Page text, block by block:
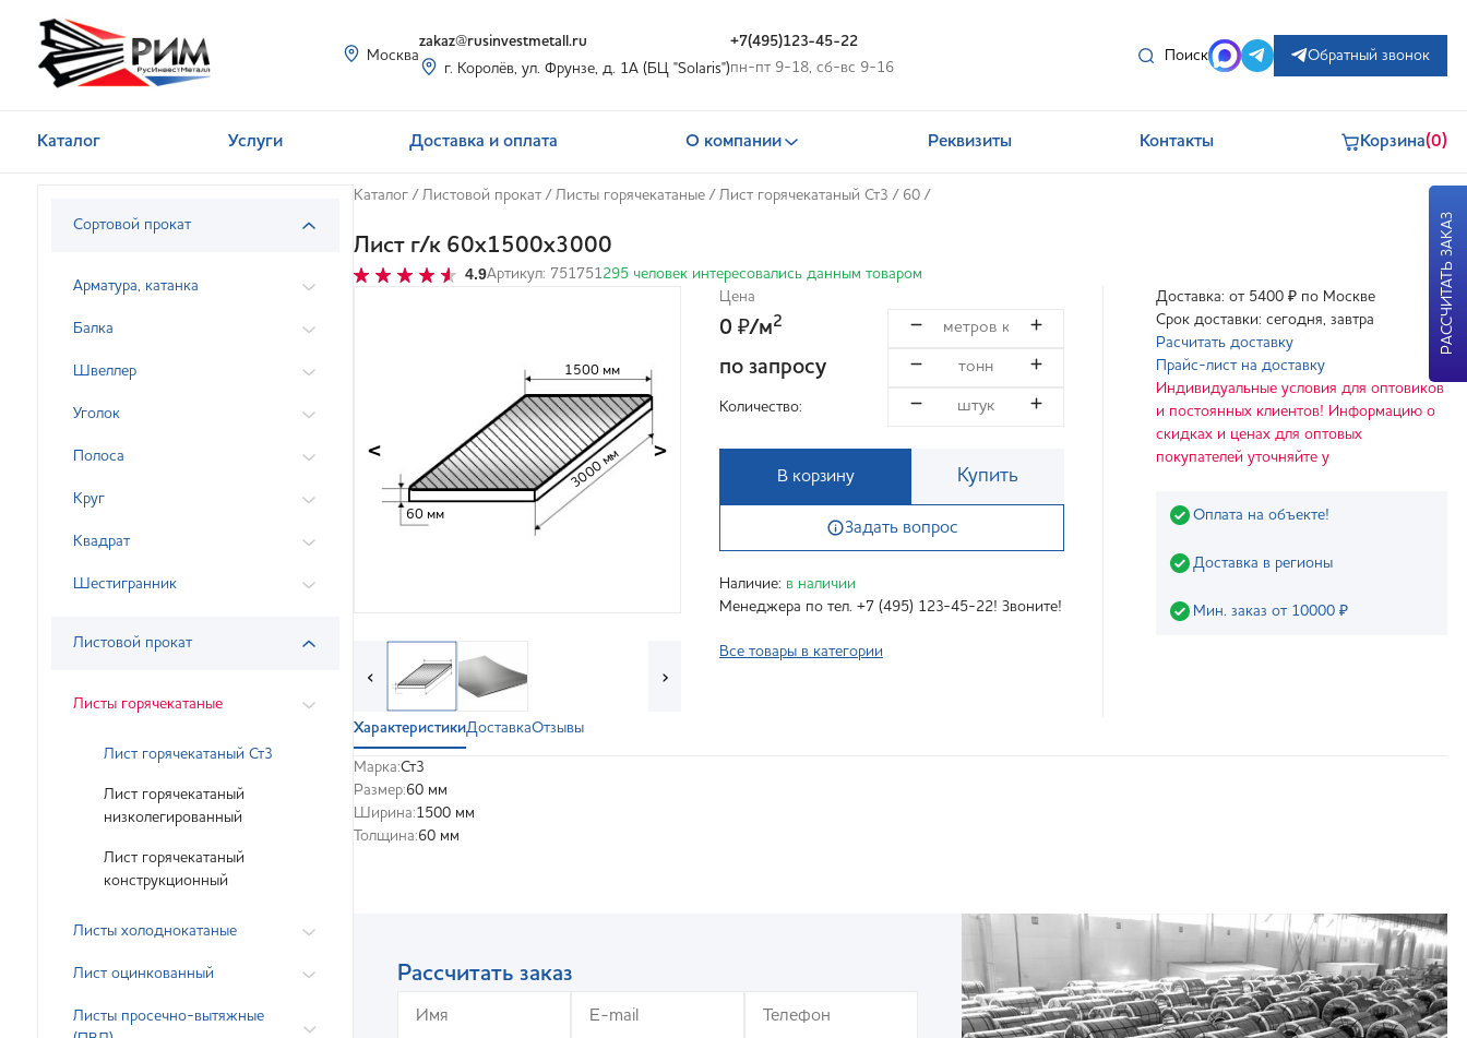
Москва
zakaz@rusinvestmetall.ru
г. Королёв, ул. Фрунзе, д. 1А (БЦ "Solaris")
+7(495)123-45-22
пн-пт 9-18, сб-вс 9-16
Поиск Обратный звонок
Каталог Услуги Доставка и оплата О компании Реквизиты Контакты Корзина(0)
Сортовой прокат
Арматура, катанка
Балка
Швеллер
Уголок
Полоса
Круг
Квадрат
Шестигранник
Листовой прокат
Листы горячекатаные
Лист горячекатаный Ст3
Лист горячекатаный
низколегированный
Лист горячекатаный
конструкционный
Листы холоднокатаные
Лист оцинкованный
Листы просечно-вытяжные
Каталог / Листовой прокат / Листы горячекатаные / Лист горячекатаный Ст3 / 60 /
Лист г/к 60х1500х3000
4.9Артикул: 751751295 человек интересовались данным товаром
1500 мм
3000 мм
60 мм
< >
‹ ›
Цена
0 ₽/м2
по запросу
Количество:
В корзину Купить
Задать вопрос
Наличие: в наличии
Менеджера по тел. +7 (495) 123-45-22! Звоните!
Все товары в категории
Доставка: от 5400 ₽ по Москве
Срок доставки: сегодня, завтра
Расчитать доставку
Прайс-лист на доставку
Индивидуальные условия для оптовиков
и постоянных клиентов! Информацию о
скидках и ценах для оптовых
покупателей уточняйте у
Оплата на объекте!
Доставка в регионы
Мин. заказ от 10000 ₽
ХарактеристикиДоставкаОтзывы
Марка:Ст3
Размер:60 мм
Ширина:1500 мм
Толщина:60 мм
Рассчитать заказ
РАССЧИТАТЬ ЗАКАЗ